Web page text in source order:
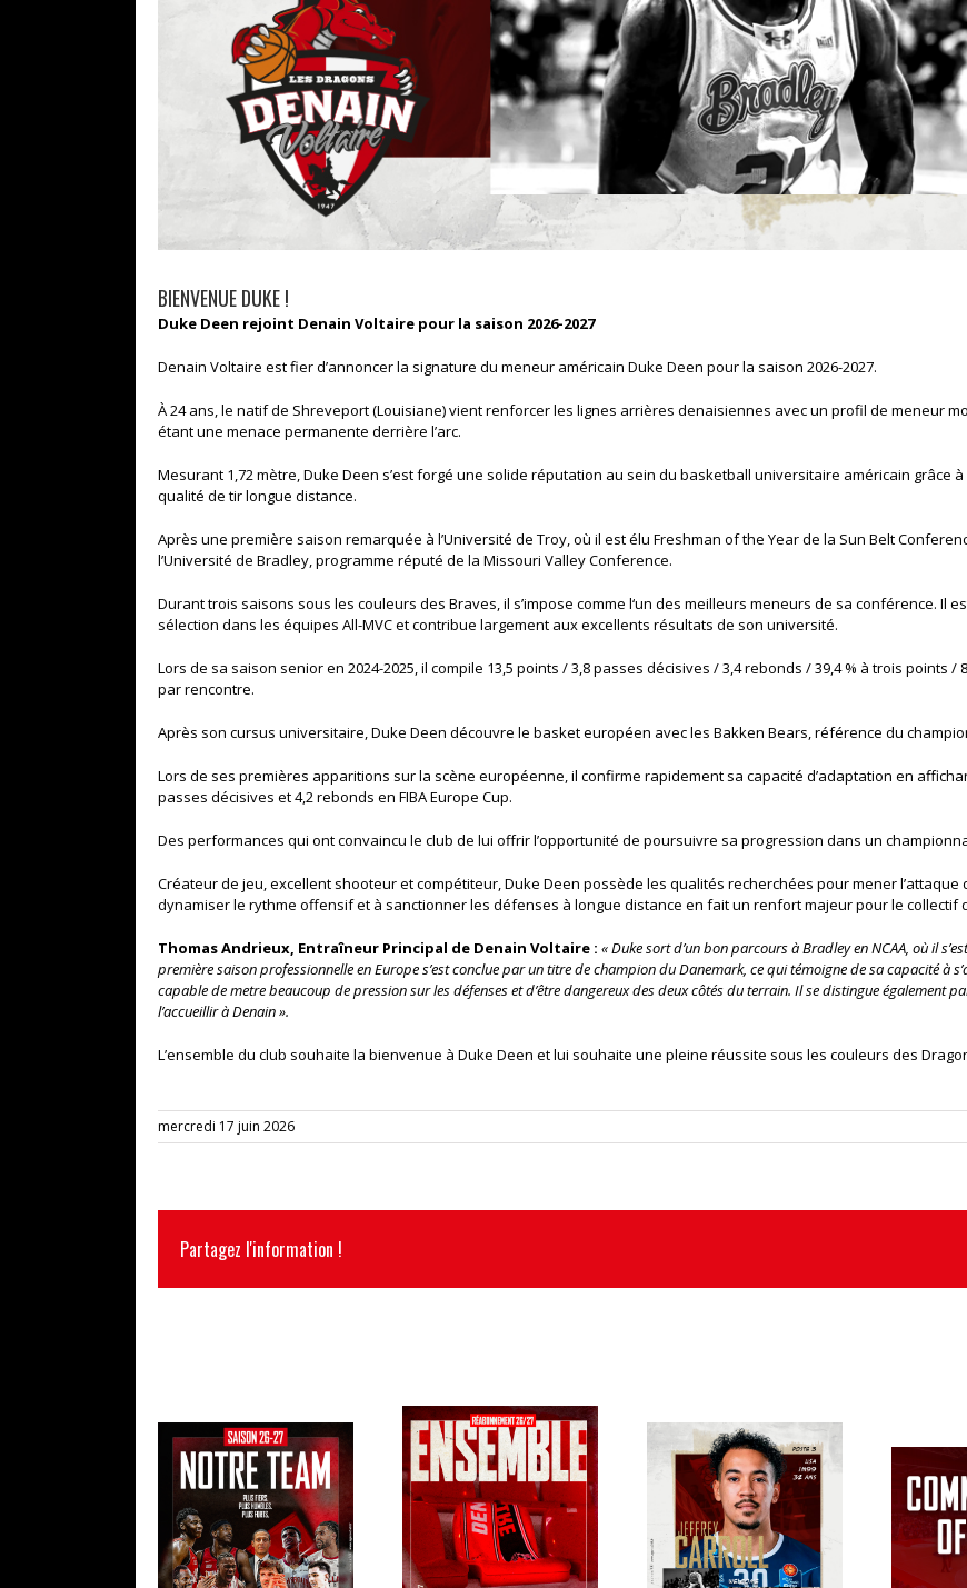
BIENVENUE DUKE !
Duke Deen rejoint Denain Voltaire pour la saison 2026-2027
Denain Voltaire est fier d’annoncer la signature du meneur américain Duke Deen pour la saison 2026-2027.
À 24 ans, le natif de Shreveport (Louisiane) vient renforcer les lignes arrières denaisiennes avec un profil de meneur
étant une menace permanente derrière l’arc.
Mesurant 1,72 mètre, Duke Deen s’est forgé une solide réputation au sein du basketball universitaire américain grâce
qualité de tir longue distance.
Après une première saison remarquée à l’Université de Troy, où il est élu Freshman of the Yearde la Sun Belt
l’Université de Bradley, programme réputé de la Missouri Valley Conference.
Durant trois saisons sous les couleurs des Braves, il s’impose comme l‘un des meilleurs meneurs de sa conférence. Il
sélection dans les équipes All-MVCet contribue largement aux excellents résultats de son université.
Lors de sa saison senior en 2024-2025, il compile 13,5 points / 3,8 passes décisives / 3,4 rebonds / 39,4 % à trois points
par rencontre.
Après son cursus universitaire, Duke Deen découvre le basket européen avec les Bakken Bears, référence du
Lors de ses premières apparitions sur la scène européenne, il confirme rapidement sa capacité d’adaptation en
passes décisives et 4,2 rebonds en FIBA Europe Cup.
Des performances qui ont convaincu le club de lui offrir l’opportunité de poursuivre sa progression dans un
Créateurde jeu, excellent shooteuret compétiteur, Duke Deen possède les qualités recherchées pour mener
dynamiser le rythme offensif et à sanctionner les défenses à longue distance en fait un renfort majeur pour le collectif
Thomas Andrieux, Entraîneur Principal de Denain Voltaire : « Duke sort d’un bon parcours à Bradley en NCAA, où il
première saison professionnelle en Europe s’est conclue par un titre de champion du Danemark, ce qui témoigne de sa capacité à
capable de metre beaucoup de pression sur les défenses et d’être dangereux des deux côtés du terrain. Il se distingue également
l’accueillir à Denain ».
L’ensemble du club souhaite la bienvenue à Duke Deen et lui souhaite une pleine réussite sous les couleurs des
mercredi 17 juin 2026
Partagez l'information !
L’EFFECTIF 2026/2027
AU COMPLET !
LA CAMPAGNE DE
RÉABONNEMENT EST
JEFFREY CARROLL JR
VIENT COMPLÉTER
L’EFFECTIF POUR LA
–